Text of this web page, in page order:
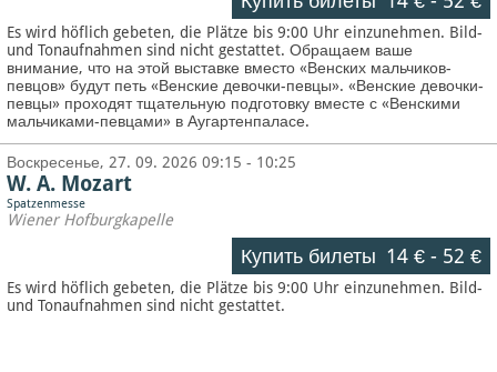
Es wird höflich gebeten, die Plätze bis 9:00 Uhr einzunehmen. Bild-
und Tonaufnahmen sind nicht gestattet.Обращаем ваше
внимание, что на этой выставке вместо «Венских мальчиков-
певцов» будут петь «Венские девочки-певцы». «Венские девочки-
певцы» проходят тщательную подготовку вместе с «Венскими
мальчиками-певцами» в Аугартенпаласе.
Воскресенье, 27. 09. 2026 09:15 - 10:25
W. A. Mozart
Spatzenmesse
Wiener Hofburgkapelle
Купить билеты 14 €- 52 €
Es wird höflich gebeten, die Plätze bis 9:00 Uhr einzunehmen. Bild-
und Tonaufnahmen sind nicht gestattet.